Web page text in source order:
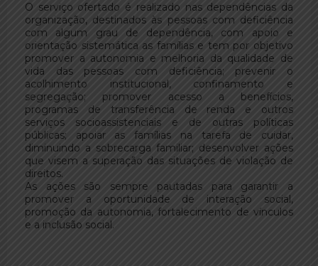
O serviço ofertado é realizado nas dependências da
organização, destinados às pessoas com deficiência
com algum grau de dependência, com apoio e
orientação sistemática as famílias e tem por objetivo
promover a autonomia e melhoria da qualidade de
vida das pessoas com deficiência; prevenir o
acolhimento institucional, confinamento e
segregação; promover acesso a benefícios,
programas de transferência de renda e outros
serviços socioassistenciais e de outras políticas
públicas; apoiar as famílias na tarefa de cuidar,
diminuindo a sobrecarga familiar; desenvolver ações
que visem a superação das situações de violação de
direitos.
As ações são sempre pautadas para garantir a
promover a oportunidade de interação social,
promoção da autonomia, fortalecimento de vínculos
e a inclusão social.